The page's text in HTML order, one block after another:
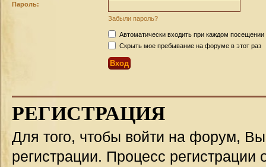
Пароль:
Забыли пароль?
Автоматически входить при каждом посещении
Скрыть мое пребывание на форуме в этот раз
РЕГИСТРАЦИЯ
Для того, чтобы войти на форум,
регистрации. Процесс регистрации